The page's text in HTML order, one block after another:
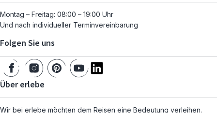
Montag – Freitag: 08:00 – 19:00 Uhr
Und nach individueller Terminvereinbarung
Folgen Sie uns
Über erlebe
Wir bei erlebe möchten dem Reisen eine Bedeutung verleihen.